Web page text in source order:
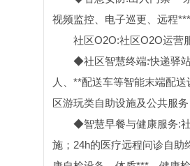
视频监控、电子巡更、远程
社区O2O:社区O2O运营
◆社区智慧终端:快递驿
人、**配送车等智能末端配
区游玩类自助设施及公共服务
◆智慧早餐与健康服务:
施；24h的医疗远程问诊自助